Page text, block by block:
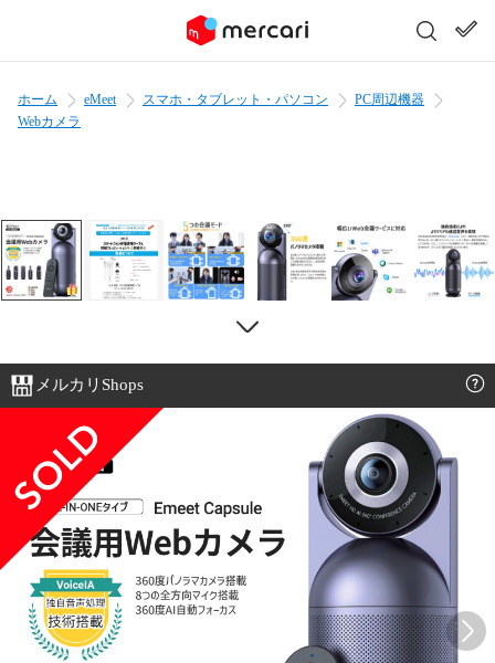
ホーム eMeet スマホ・タブレット・パソコン
PC周辺機器
Webカメラ
メルカリShops